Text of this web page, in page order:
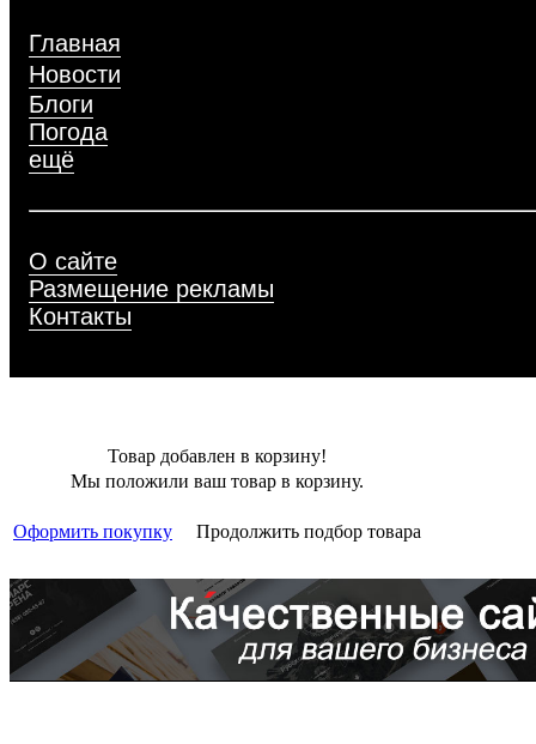
Главная
Новости
Блоги
Погода
ещё
О сайте
Размещение рекламы
Контакты
Товар добавлен в корзину!
Мы положили ваш товар в корзину.
Оформить покупку Продолжить подбор товара